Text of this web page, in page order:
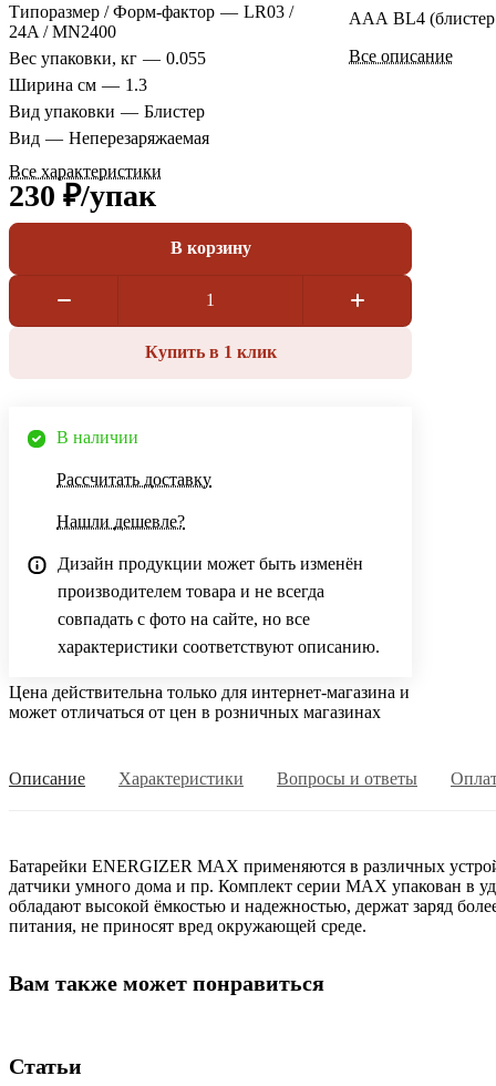
Типоразмер / Форм-фактор — LR03 /
24A / MN2400
Вес упаковки, кг — 0.055
Ширина см — 1.3
Вид упаковки — Блистер
Вид — Неперезаряжаемая
Все характеристики
ААА BL4
Все описание
230 ₽/упак
В корзину
Купить в 1 клик
В наличии
Рассчитать доставку
Нашли дешевле?
Дизайн продукции может быть изменён
производителем товара и не всегда
совпадать с фото на сайте, но все
характеристики соответствуют описанию.
Цена действительна только для интернет-магазина и
может отличаться от цен в розничных магазинах
Описание Характеристики Вопросы и ответы
Батарейки ENERGIZER MAX применяются в различных
датчики умного дома и пр. Комплект серии MAX упакован в
обладают высокой ёмкостью и надежностью, держат заряд
питания, не приносят вред окружающей среде.
Вам также может понравиться
Статьи